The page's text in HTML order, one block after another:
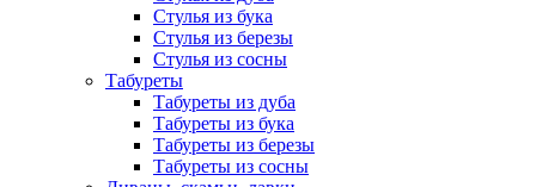
Стулья из бука
Стулья из березы
Стулья из сосны
Табуреты
Табуреты из дуба
Табуреты из бука
Табуреты из березы
Табуреты из сосны